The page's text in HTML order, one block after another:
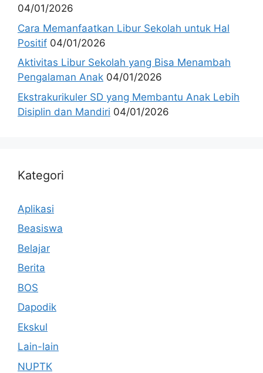
04/01/2026
Cara Memanfaatkan Libur Sekolah untuk Hal
Positif 04/01/2026
Aktivitas Libur Sekolah yang Bisa Menambah
Pengalaman Anak 04/01/2026
Ekstrakurikuler SD yang Membantu Anak Lebih
Disiplin dan Mandiri 04/01/2026
Kategori
Aplikasi
Beasiswa
Belajar
Berita
BOS
Dapodik
Ekskul
Lain-lain
NUPTK